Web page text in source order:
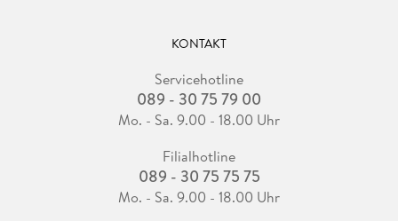
KONTAKT
Servicehotline
089 - 30 75 79 00
Mo. - Sa. 9.00 - 18.00 Uhr
Filialhotline
089 - 30 75 75 75
Mo. - Sa. 9.00 - 18.00 Uhr